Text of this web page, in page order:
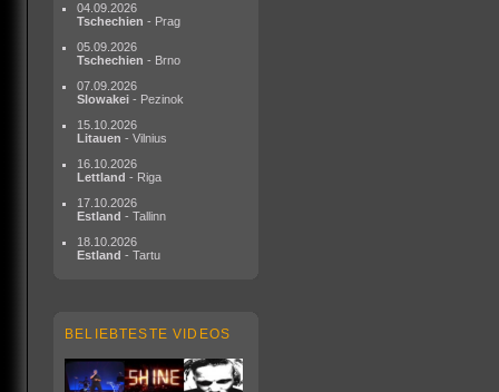
04.09.2026
Tschechien - Prag
05.09.2026
Tschechien - Brno
07.09.2026
Slowakei - Pezinok
15.10.2026
Litauen - Vilnius
16.10.2026
Lettland - Riga
17.10.2026
Estland - Tallinn
18.10.2026
Estland - Tartu
BELIEBTESTE VIDEOS